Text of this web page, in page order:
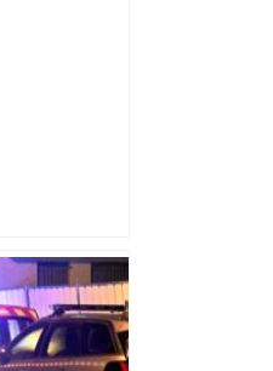
Toulouse
amateur –